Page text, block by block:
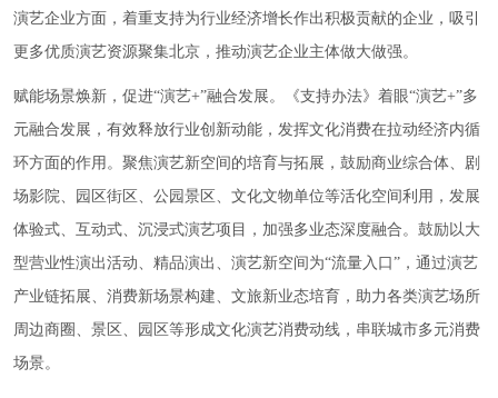
演艺企业方面，着重支持为行业经济增长作出积极贡献的企业，吸引
更多优质演艺资源聚集北京，推动演艺企业主体做大做强。
赋能场景焕新，促进“演艺+”融合发展。《支持办法》着眼“演艺+”多
元融合发展，有效释放行业创新动能，发挥文化消费在拉动经济内循
环方面的作用。聚焦演艺新空间的培育与拓展，鼓励商业综合体、剧
场影院、园区街区、公园景区、文化文物单位等活化空间利用，发展
体验式、互动式、沉浸式演艺项目，加强多业态深度融合。鼓励以大
型营业性演出活动、精品演出、演艺新空间为“流量入口”，通过演艺
产业链拓展、消费新场景构建、文旅新业态培育，助力各类演艺场所
周边商圈、景区、园区等形成文化演艺消费动线，串联城市多元消费
场景。